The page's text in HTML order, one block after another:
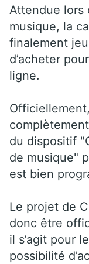
Attendue lors
musique, la
finalement
d’acheter
ligne.
du dispositif
de musique"
est bien
Le projet de
donc être
il s’agit pour
possibilité